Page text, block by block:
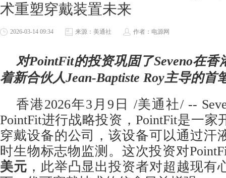
术重塑穿戴装置未来
2026-03-14 09:34 来源：美通社 作者：电源网
对PointFit的投资巩固了Seveno在
着新合伙人Jean-Baptiste Roy主导的首
香港2026年3月9日 /美通社/ --
PointFit进行战略投资，PointFit是一家
穿戴设备的公司，该设备可以通过汗
时生物标志物监测。这次投资对
美元 ，此举凸显出投资者对超越现有